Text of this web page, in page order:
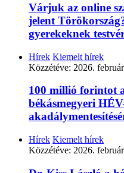
Várjuk az online
jelent
gyerekeknek
Hírek Kiemelt hírek
Közzétéve: 2026.
100 millió forintot
békásmegyeri
Hírek Kiemelt hírek
Közzétéve: 2026.